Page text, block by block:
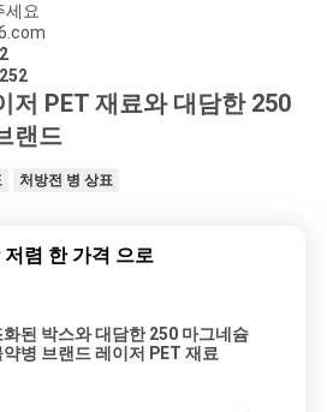
세요
저 PET 재료와 대담한 250
랜드
처방전 병 상표
저렴 한 가격 으로
화된 박스와 대담한 250 마그네슘
약병 브랜드 레이저 PET 재료